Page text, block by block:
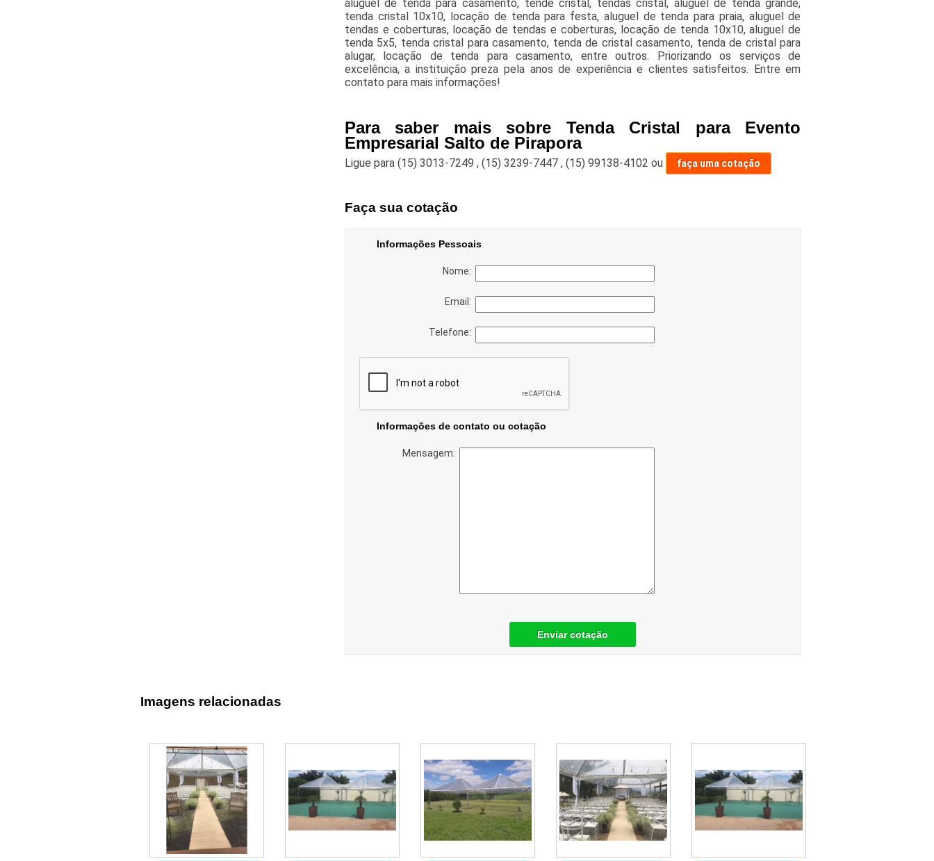
aluguel de tenda para casamento, tende cristal, tendas cristal, aluguel de tenda grande,
tenda cristal 10x10, locação de tenda para festa, aluguel de tenda para praia, aluguel de
tendas e coberturas, locação de tendas e coberturas, locação de tenda 10x10, aluguel de
tenda 5x5, tenda cristal para casamento, tenda de cristal casamento, tenda de cristal para
alugar, locação de tenda para casamento, entre outros. Priorizando os serviços de
excelência, a instituição preza pela anos de experiência e clientes satisfeitos. Entre em
contato para mais informações!
Para saber mais sobre Tenda Cristal para Evento
Empresarial Salto de Pirapora
Ligue para (15) 3013-7249 , (15) 3239-7447 , (15) 99138-4102 ou faça uma cotação
Faça sua cotação
Informações Pessoais
Nome:
Email:
Telefone:
Informações de contato ou cotação
Mensagem:
Enviar cotação
Imagens relacionadas